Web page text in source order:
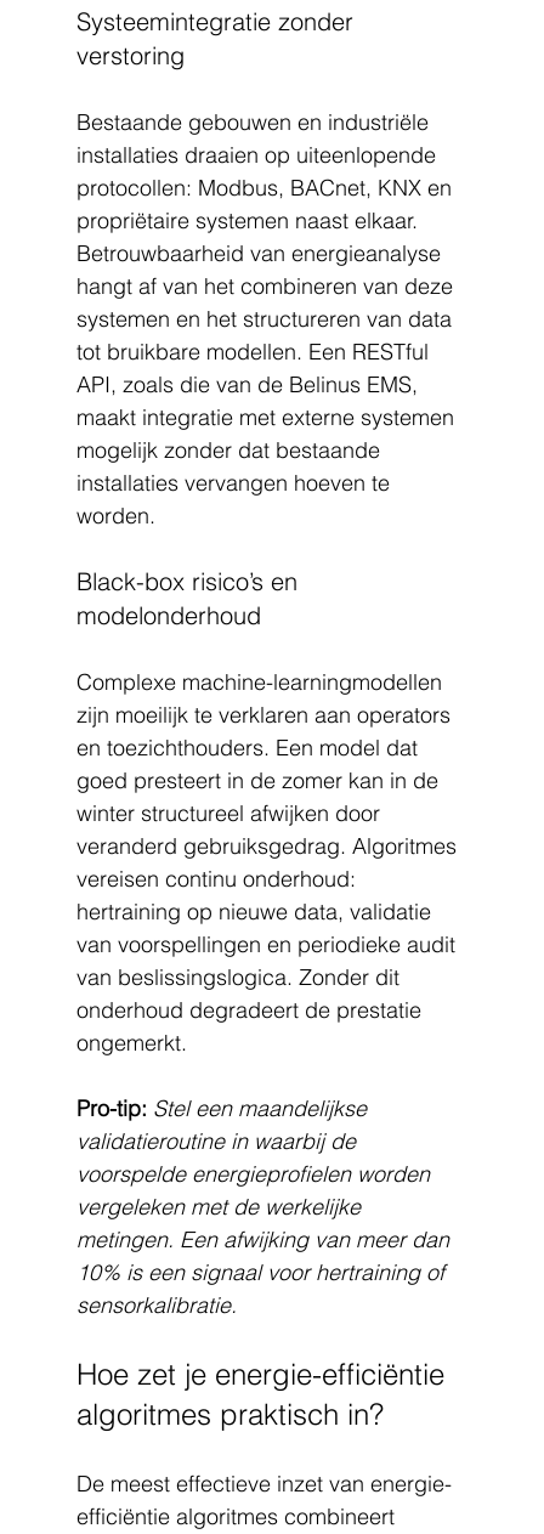
Systeemintegratie zonder
verstoring
Bestaande gebouwen en industriële
installaties draaien op uiteenlopende
protocollen: Modbus, BACnet, KNX en
propriëtaire systemen naast elkaar.
Betrouwbaarheid van energieanalyse
hangt af van het combineren van deze
systemen en het structureren van data
tot bruikbare modellen. Een RESTful
API, zoals die van de Belinus EMS,
maakt integratie met externe systemen
mogelijk zonder dat bestaande
installaties vervangen hoeven te
worden.
Black-box risico’s en
modelonderhoud
Complexe machine-learningmodellen
zijn moeilijk te verklaren aan operators
en toezichthouders. Een model dat
goed presteert in de zomer kan in de
winter structureel afwijken door
veranderd gebruiksgedrag. Algoritmes
vereisen continu onderhoud:
hertraining op nieuwe data, validatie
van voorspellingen en periodieke audit
van beslissingslogica. Zonder dit
onderhoud degradeert de prestatie
ongemerkt.
Pro-tip: Stel een maandelijkse
validatieroutine in waarbij de
voorspelde energieprofielen worden
vergeleken met de werkelijke
metingen. Een afwijking van meer dan
10% is een signaal voor hertraining of
sensorkalibratie.
Hoe zet je energie-efficiëntie
algoritmes praktisch in?
De meest effectieve inzet van energie-
efficiëntie algoritmes combineert